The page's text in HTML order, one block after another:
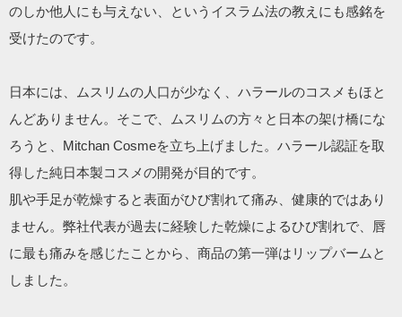
のしか他人にも与えない、というイスラム法の教えにも感銘を
受けたのです。
日本には、ムスリムの人口が少なく、ハラールのコスメもほと
んどありません。そこで、ムスリムの方々と日本の架け橋にな
ろうと、Mitchan Cosmeを立ち上げました。ハラール認証を取
得した純日本製コスメの開発が目的です。
肌や手足が乾燥すると表面がひび割れて痛み、健康的ではあり
ません。弊社代表が過去に経験した乾燥によるひび割れで、唇
に最も痛みを感じたことから、商品の第一弾はリップバームと
しました。